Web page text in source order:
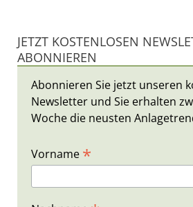
JETZT KOSTENLOSEN
ABONNIEREN
Abonnieren Sie jetzt unseren
Newsletter und Sie erhalten
Woche die neusten
Vorname *